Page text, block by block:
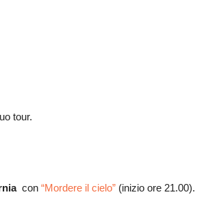
tour.
con “Mordere il cielo” (inizio ore 21.00).